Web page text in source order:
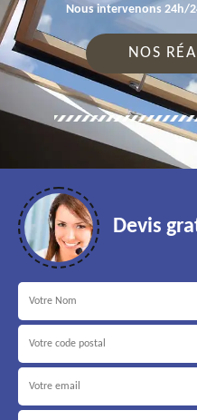
Nous intervenons 24h/
NOS
Devis